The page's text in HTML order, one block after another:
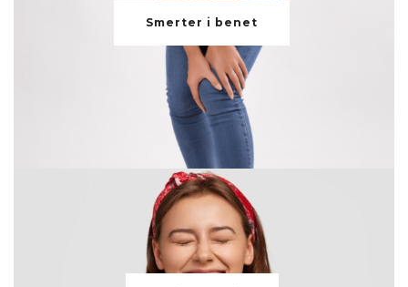
Smerter i benet